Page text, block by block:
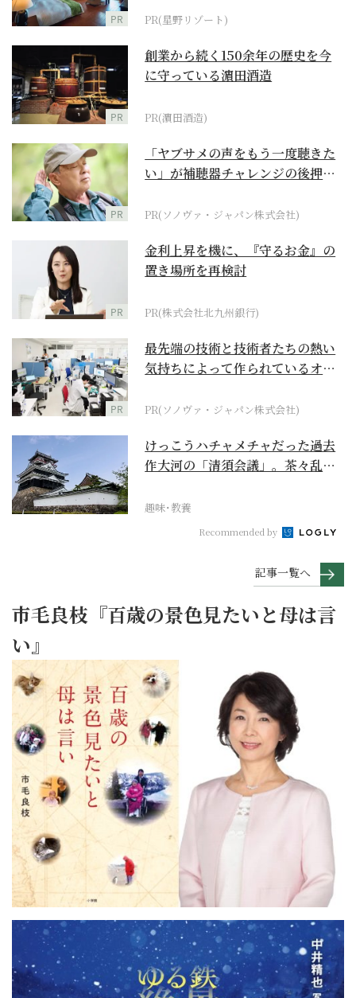
PR PR(星野リゾート)
PR
創業から続く150余年の歴史を今
に守っている濵田酒造
PR(濵田酒造)
PR
「ヤブサメの声をもう一度聴きた
い」が補聴器チャレンジの後押し
PR(ソノヴァ・ジャパン株式会社)
PR
金利上昇を機に、『守るお金』の
置き場所を再検討
PR(株式会社北九州銀行)
PR
最先端の技術と技術者たちの熱い
気持ちによって作られているオー
PR(ソノヴァ・ジャパン株式会社)
けっこうハチャメチャだった過去
作大河の「清須会議」。茶々乱
趣味･教養
Recommended by
記事一覧へ
市毛良枝『百歳の景色見たいと母は言
い』